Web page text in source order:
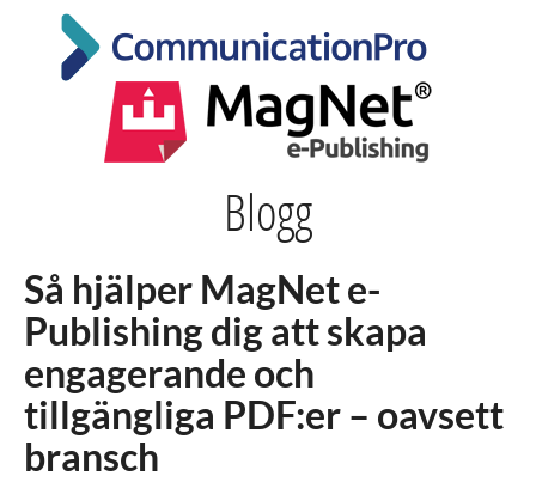
Blogg
Så hjälper MagNet e-
Publishing dig att skapa
engagerande och
tillgängliga PDF:er – oavsett
bransch